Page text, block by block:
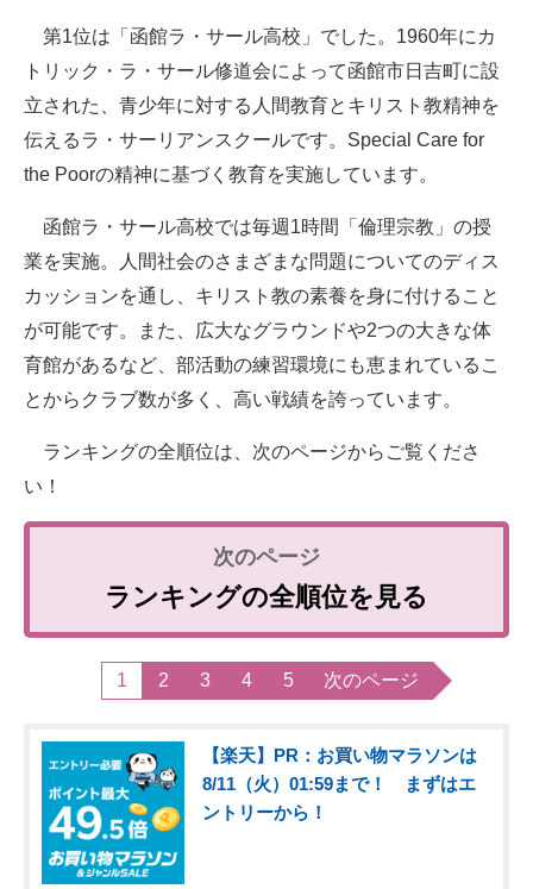
第1位は「函館ラ・サール高校」でした。1960年にカ
トリック・ラ・サール修道会によって函館市日吉町に設
立された、青少年に対する人間教育とキリスト教精神を
伝えるラ・サーリアンスクールです。Special Care for
the Poorの精神に基づく教育を実施しています。
函館ラ・サール高校では毎週1時間「倫理宗教」の授
業を実施。人間社会のさまざまな問題についてのディス
カッションを通し、キリスト教の素養を身に付けること
が可能です。また、広大なグラウンドや2つの大きな体
育館があるなど、部活動の練習環境にも恵まれているこ
とからクラブ数が多く、高い戦績を誇っています。
ランキングの全順位は、次のページからご覧くださ
い！
ランキングの全順位を見る
1 2 3 4 5 次のページ
【楽天】PR：お買い物マラソンは
8/11（火）01:59まで！ まずはエ
ントリーから！